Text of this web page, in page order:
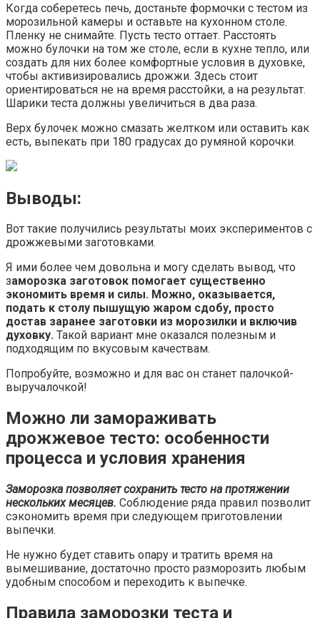
Когда соберетесь печь, достаньте формочки с тестом из
морозильной камеры и оставьте на кухонном столе.
Пленку не снимайте. Пусть тесто оттает. Расстоять
можно булочки на том же столе, если в кухне тепло, или
создать для них более комфортные условия в духовке,
чтобы активизировались дрожжи. Здесь стоит
ориентироваться не на время расстойки, а на результат.
Шарики теста должны увеличиться в два раза.
Верх булочек можно смазать желтком или оставить как
есть, выпекать при 180 градусах до румяной корочки.
Выводы:
Вот такие получились результаты моих экспериментов с
дрожжевыми заготовками.
Я ими более чем довольна и могу сделать вывод, что
заморозка заготовок помогает существенно
экономить время и силы. Можно, оказывается,
подать к столу пышущую жаром сдобу, просто
достав заранее заготовки из морозилки и включив
духовку. Такой вариант мне оказался полезным и
подходящим по вкусовым качествам.
Попробуйте, возможно и для вас он станет палочкой-
выручалочкой!
Можно ли замораживать
дрожжевое тесто: особенности
процесса и условия хранения
Заморозка позволяет сохранить тесто на протяжении
нескольких месяцев. Соблюдение ряда правил позволит
сэкономить время при следующем приготовлении
выпечки.
Не нужно будет ставить опару и тратить время на
вымешивание, достаточно просто разморозить любым
удобным способом и переходить к выпечке.
Правила заморозки теста и